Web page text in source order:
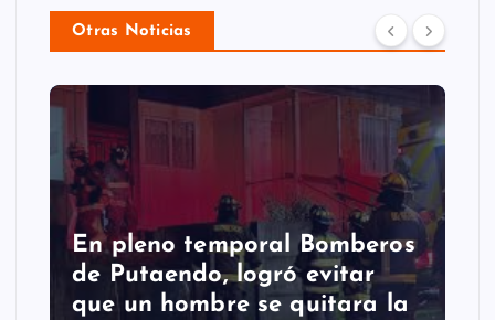
Otras Noticias
Putaendo espera al
Sernageomin para analizar
retiro de enorme roca que